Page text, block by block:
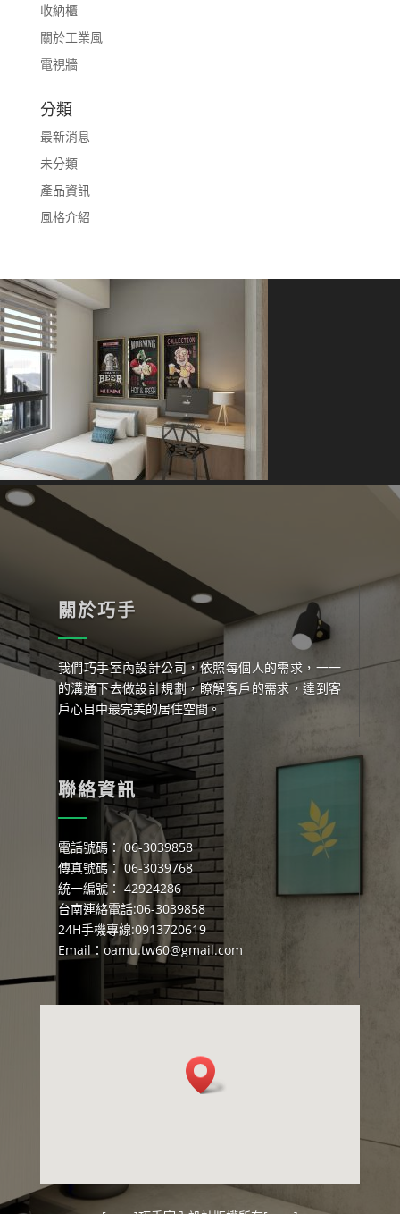
收納櫃
關於工業風
電視牆
分類
最新消息
未分類
產品資訊
風格介紹
關於巧手
我們巧手室內設計公司，依照每個人的需求，一一
的溝通下去做設計規劃，瞭解客戶的需求，達到客
戶心目中最完美的居住空間。
聯絡資訊
電話號碼： 06-3039858
傳真號碼： 06-3039768
統一編號： 42924286
台南連絡電話:06-3039858
24H手機專線:0913720619
Email： oamu.tw60@gmail.com